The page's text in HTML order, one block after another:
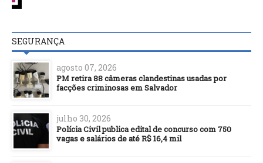
SEGURANÇA
agosto 07, 2026
PM retira 88 câmeras clandestinas usadas por
facções criminosas em Salvador
julho 30, 2026
Polícia Civil publica edital de concurso com 750
vagas e salários de até R$ 16,4 mil